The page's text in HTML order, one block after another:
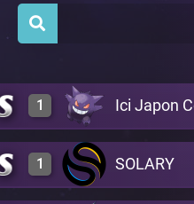
Ici Japon
1
0 SOLARY
1